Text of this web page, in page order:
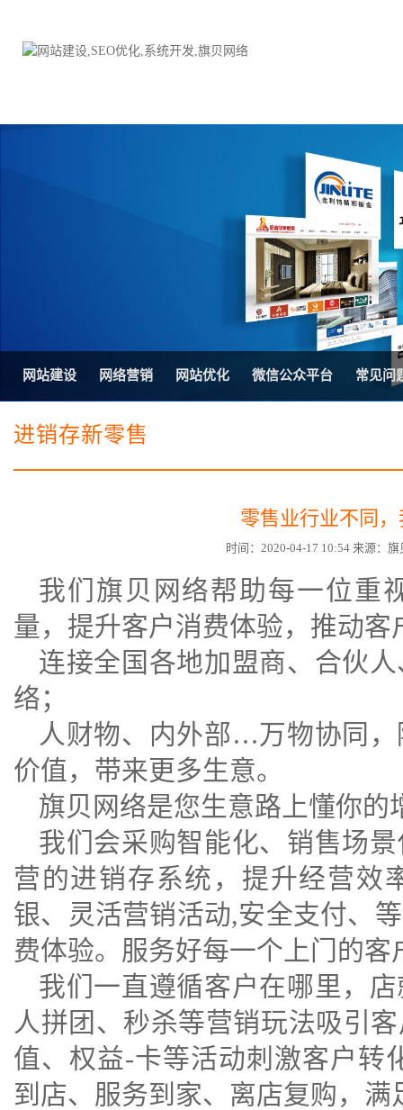
网站SEO优化
微信平台建设
电子商务商城建设
SSL证书
H5响应式网站建设方案
防伪防窜货系统
外贸多语言网站建设方
三级分销系统
网站推广优化方案
在线进销存管理
品牌加盟营销管理系统
营销型网站建设方案
网站建设 网络营销 网站优化 微信公众平台 常见问
进销存新零售
零售业行业不同
时间：2020-04-17 10:54 来源：
我们旗贝网络帮助每一位重
量，提升客户消费体验，推动
连接全国各地加盟商、合伙
络；
人财物、内外部…万物协同
价值，带来更多生意。
旗贝网络是您生意路上懂你
我们会采购智能化、销售场
营的进销存系统，提升经营效
银、灵活营销活动,安全支付、
费体验。服务好每一个上门的客
我们一直遵循客户在哪里，
人拼团、秒杀等营销玩法吸引
值、权益-卡等活动刺激客户转
到店、服务到家、离店复购，